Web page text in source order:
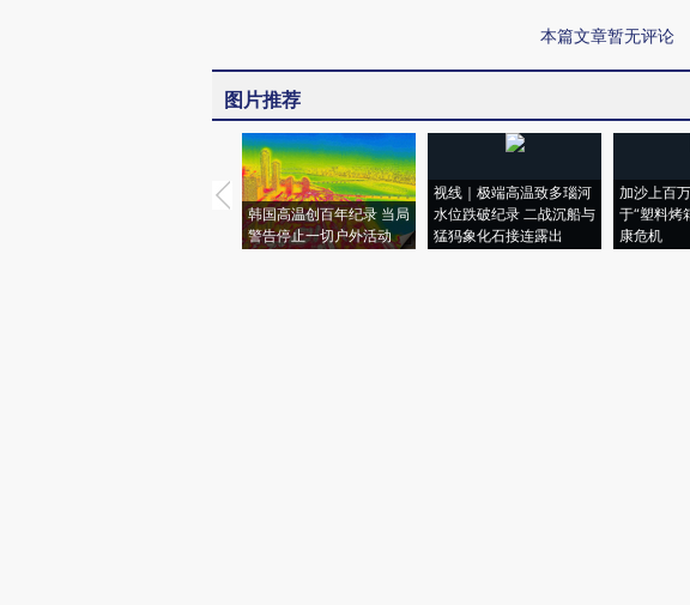
本篇文章暂无评论
图片推荐
韩国高温创百年纪录 当局
警告停止一切户外活动
视线｜极端高温致多瑙河
水位跌破纪录 二战沉船与
猛犸象化石接连露出
加沙上百
于“塑料烤
康危机